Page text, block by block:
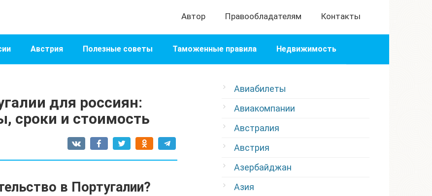
Автор Правообладателям Контакты
Австрия Полезные советы Таможенные правила Недвижимость
для россиян:
сроки и стоимость
в Португалии?
Авиабилеты
Авиакомпании
Австралия
Австрия
Азербайджан
Азия